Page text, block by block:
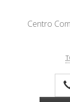
Centro